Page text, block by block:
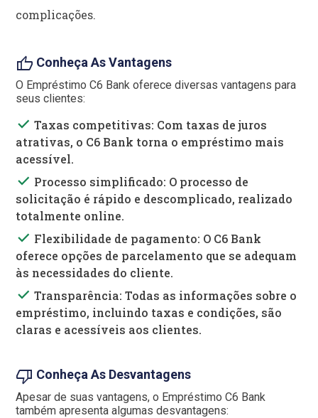
complicações.
thumb_up Conheça As Vantagens
O Empréstimo C6 Bank oferece diversas vantagens para
seus clientes:
done Taxas competitivas: Com taxas de juros
atrativas, o C6 Bank torna o empréstimo mais
acessível.
done Processo simplificado: O processo de
solicitação é rápido e descomplicado, realizado
totalmente online.
done Flexibilidade de pagamento: O C6 Bank
oferece opções de parcelamento que se adequam
às necessidades do cliente.
done Transparência: Todas as informações sobre o
empréstimo, incluindo taxas e condições, são
claras e acessíveis aos clientes.
thumb_down Conheça As Desvantagens
Apesar de suas vantagens, o Empréstimo C6 Bank
também apresenta algumas desvantagens: